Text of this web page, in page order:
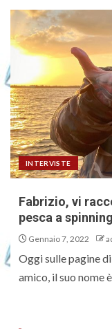
INTERVISTE
Fabrizio, vi
pesca a spinning
Gennaio 7, 2022
Oggi sulle pagine
amico, il suo nome